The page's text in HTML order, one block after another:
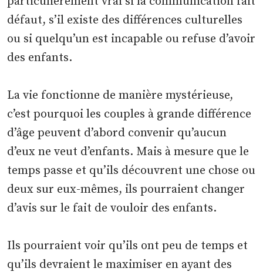
défaut, s’il existe des différences culturelles
ou si quelqu’un est incapable ou refuse d’avoir
des enfants.
La vie fonctionne de manière mystérieuse,
c’est pourquoi les couples à grande différence
d’âge peuvent d’abord convenir qu’aucun
d’eux ne veut d’enfants. Mais à mesure que le
temps passe et qu’ils découvrent une chose ou
deux sur eux-mêmes, ils pourraient changer
d’avis sur le fait de vouloir des enfants.
Ils pourraient voir qu’ils ont peu de temps et
qu’ils devraient le maximiser en ayant des